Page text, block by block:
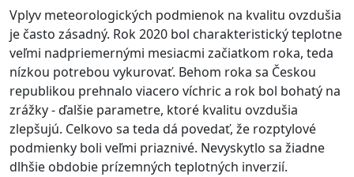
Vplyv meteorologických podmienok na kvalitu ovzdušia
je často zásadný. Rok 2020 bol charakteristický teplotne
veľmi nadpriemernými mesiacmi začiatkom roka, teda
nízkou potrebou vykurovať. Behom roka sa Českou
republikou prehnalo viacero víchric a rok bol bohatý na
zrážky - ďalšie parametre, ktoré kvalitu ovzdušia
zlepšujú. Celkovo sa teda dá povedať, že rozptylové
podmienky boli veľmi priaznivé. Nevyskytlo sa žiadne
dlhšie obdobie prízemných teplotných inverzií.